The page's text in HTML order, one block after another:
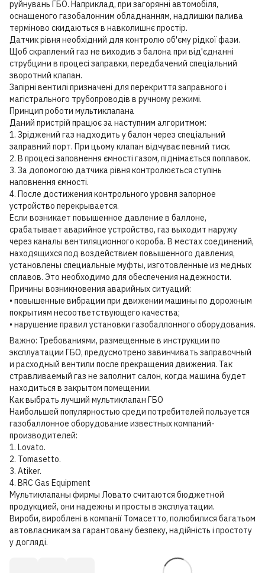
руйнувань ГБО. Наприклад, при загорянні автомобіля,
оснащеного газобалонним обладнанням, надлишки палива
терміново скидаються в навколишнє простір.
Датчик рівня необхідний для контролю об'єму рідкої фази.
Щоб скраплений газ не виходив з балона при від'єднанні
струбцини в процесі заправки, передбачений спеціальний
зворотний клапан.
Запірні вентилі призначені для перекриття заправного і
магістрального трубопроводів в ручному режимі.
Принцип роботи мультиклапана
Даний пристрій працює за наступним алгоритмом:
1. Зріджений газ надходить у балон через спеціальний
заправний порт. При цьому клапан відчуває певний тиск.
2. В процесі заповнення ємності газом, піднімається поплавок.
3. За допомогою датчика рівня контролюється ступінь
наповнення ємності.
4. После достижения контрольного уровня запорное
устройство перекрывается.
Если возникает повышенное давление в баллоне,
срабатывает аварийное устройство, газ выходит наружу
через каналы вентиляционного короба. В местах соединений,
находящихся под воздействием повышенного давления,
установлены специальные муфты, изготовленные из медных
сплавов. Это необходимо для обеспечения надежности.
Причины возникновения аварийных ситуаций:
• повышенные вибрации при движении машины по дорожным
покрытиям несоответствующего качества;
• нарушение правил установки газобаллонного оборудования.
Важно: Требованиями, размещенные в инструкции по
эксплуатации ГБО, предусмотрено завинчивать заправочный
и расходный вентили после прекращения движения. Так
стравливаемый газ не заполнит салон, когда машина будет
находиться в закрытом помещении.
Как выбрать лучший мультиклапан ГБО
Наибольшей популярностью среди потребителей пользуется
газобаллонное оборудование известных компаний-
производителей:
1. Lovato.
2. Tomasetto.
3. Atiker.
4. BRC Gas Equipment
Мультиклапаны фирмы Ловато считаются бюджетной
продукцией, они надежны и просты в эксплуатации.
Вироби, вироблені в компанії Томасетто, полюбилися багатьом
автовласникам за гарантовану безпеку, надійність і простоту
у догляді.